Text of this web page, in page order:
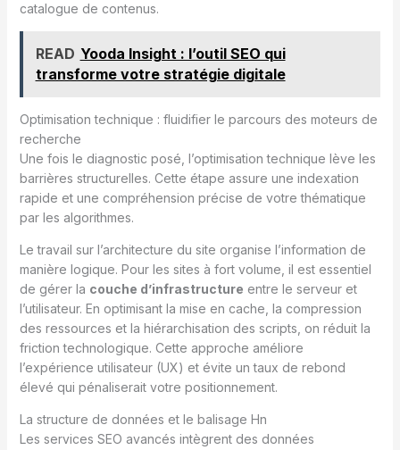
catalogue de contenus.
READ Yooda Insight : l’outil SEO qui
transforme votre stratégie digitale
Optimisation technique : fluidifier le parcours des moteurs de
recherche
Une fois le diagnostic posé, l’optimisation technique lève les
barrières structurelles. Cette étape assure une indexation
rapide et une compréhension précise de votre thématique
par les algorithmes.
Le travail sur l’architecture du site organise l’information de
manière logique. Pour les sites à fort volume, il est essentiel
de gérer la couche d’infrastructure entre le serveur et
l’utilisateur. En optimisant la mise en cache, la compression
des ressources et la hiérarchisation des scripts, on réduit la
friction technologique. Cette approche améliore
l’expérience utilisateur (UX) et évite un taux de rebond
élevé qui pénaliserait votre positionnement.
La structure de données et le balisage Hn
Les services SEO avancés intègrent des données